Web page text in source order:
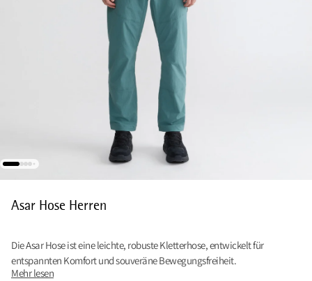
Asar Hose Herren
Die Asar Hose ist eine leichte, robuste Kletterhose, entwickelt für
entspannten Komfort und souveräne Bewegungsfreiheit.
Mehr lesen